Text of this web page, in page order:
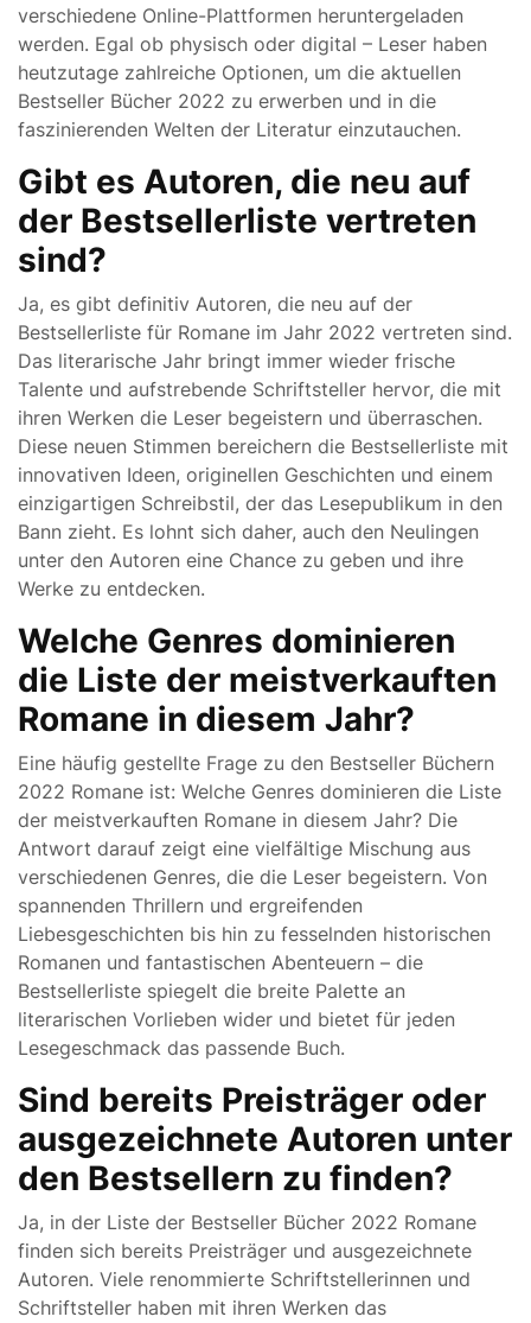
verschiedene Online-Plattformen heruntergeladen
werden. Egal ob physisch oder digital – Leser haben
heutzutage zahlreiche Optionen, um die aktuellen
Bestseller Bücher 2022 zu erwerben und in die
faszinierenden Welten der Literatur einzutauchen.
Gibt es Autoren, die neu auf
der Bestsellerliste vertreten
sind?
Ja, es gibt definitiv Autoren, die neu auf der
Bestsellerliste für Romane im Jahr 2022 vertreten sind.
Das literarische Jahr bringt immer wieder frische
Talente und aufstrebende Schriftsteller hervor, die mit
ihren Werken die Leser begeistern und überraschen.
Diese neuen Stimmen bereichern die Bestsellerliste mit
innovativen Ideen, originellen Geschichten und einem
einzigartigen Schreibstil, der das Lesepublikum in den
Bann zieht. Es lohnt sich daher, auch den Neulingen
unter den Autoren eine Chance zu geben und ihre
Werke zu entdecken.
Welche Genres dominieren
die Liste der meistverkauften
Romane in diesem Jahr?
Eine häufig gestellte Frage zu den Bestseller Büchern
2022 Romane ist: Welche Genres dominieren die Liste
der meistverkauften Romane in diesem Jahr? Die
Antwort darauf zeigt eine vielfältige Mischung aus
verschiedenen Genres, die die Leser begeistern. Von
spannenden Thrillern und ergreifenden
Liebesgeschichten bis hin zu fesselnden historischen
Romanen und fantastischen Abenteuern – die
Bestsellerliste spiegelt die breite Palette an
literarischen Vorlieben wider und bietet für jeden
Lesegeschmack das passende Buch.
Sind bereits Preisträger oder
ausgezeichnete Autoren unter
den Bestsellern zu finden?
Ja, in der Liste der Bestseller Bücher 2022 Romane
finden sich bereits Preisträger und ausgezeichnete
Autoren. Viele renommierte Schriftstellerinnen und
Schriftsteller haben mit ihren Werken das